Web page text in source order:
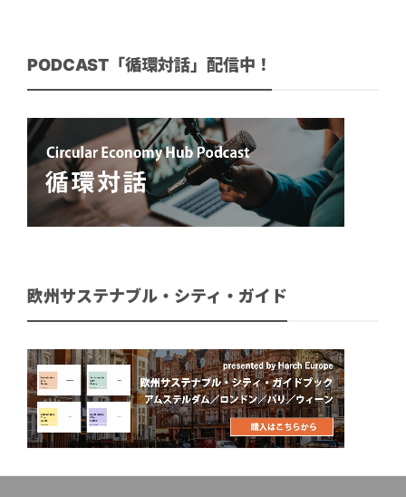
PODCAST「循環対話」配信中！
欧州サステナブル・シティ・ガイド